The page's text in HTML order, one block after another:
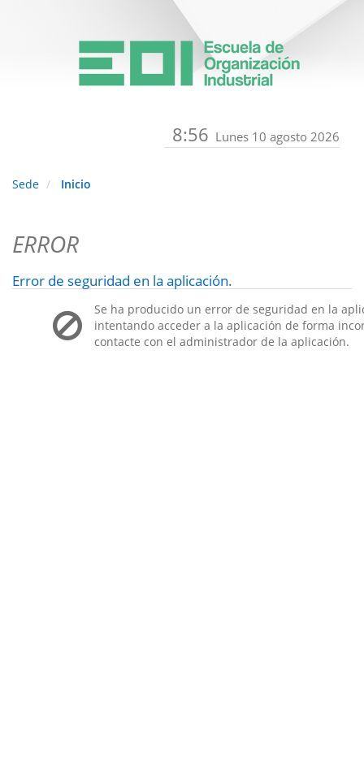
8:56 Lunes 10 agosto 2026
Sede Inicio
ERROR
Error de seguridad en la aplicación.
Se ha producido un error de seguridad en la
intentando acceder a la aplicación de forma
contacte con el administrador de la aplicación.